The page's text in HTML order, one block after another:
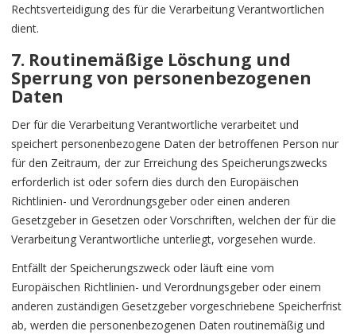
Rechtsverteidigung des für die Verarbeitung Verantwortlichen
dient.
7. Routinemäßige Löschung und
Sperrung von personenbezogenen
Daten
Der für die Verarbeitung Verantwortliche verarbeitet und
speichert personenbezogene Daten der betroffenen Person nur
für den Zeitraum, der zur Erreichung des Speicherungszwecks
erforderlich ist oder sofern dies durch den Europäischen
Richtlinien- und Verordnungsgeber oder einen anderen
Gesetzgeber in Gesetzen oder Vorschriften, welchen der für die
Verarbeitung Verantwortliche unterliegt, vorgesehen wurde.
Entfällt der Speicherungszweck oder läuft eine vom
Europäischen Richtlinien- und Verordnungsgeber oder einem
anderen zuständigen Gesetzgeber vorgeschriebene Speicherfrist
ab, werden die personenbezogenen Daten routinemäßig und